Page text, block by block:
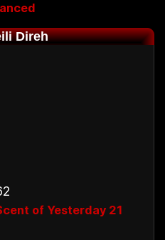
Direh
of Yesterday 21